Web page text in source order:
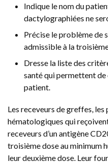
Indique le nom du
dactylographiées ne
Précise le problème de
admissible à la
Dresse la liste des
santé qui permettent
patient.
Les receveurs de greffes,
hématologiques qui
receveurs d’un antigène
troisième dose au minimum
leur deuxième dose. Leur